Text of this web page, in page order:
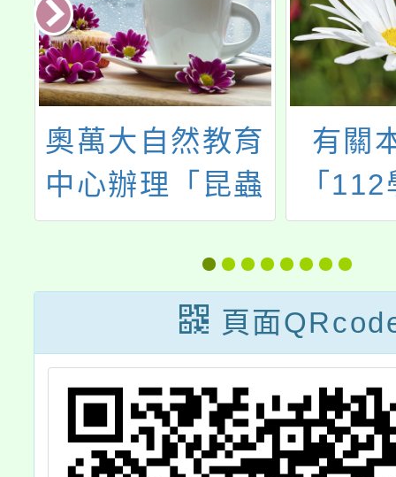
奧萬大自然教育
中心辦理「昆蟲
調查與標本製作
研習班」活動資
有關
「
命教
【跌
夢者
析」
案，
請
頁面